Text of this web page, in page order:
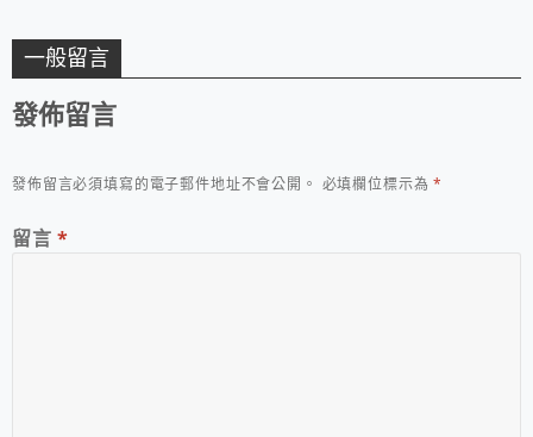
一般留言
發佈留言
發佈留言必須填寫的電子郵件地址不會公開。 必填欄位標示為*
留言 *